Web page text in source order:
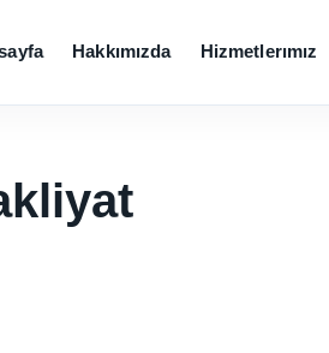
Hakkımızda Hizmetlerımız